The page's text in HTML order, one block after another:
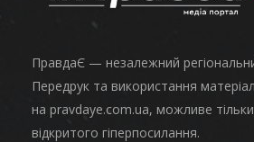
ПравдаЄ — незалежний
Передрук та використання
на pravdaye.com.ua, можливе
відкритого гіперпосилання.